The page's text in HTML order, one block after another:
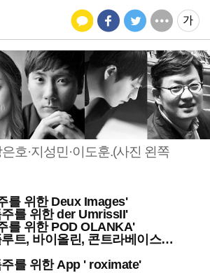
호·지성민·이도훈.(사진 왼쪽
를 위한 Deux Images'
를 위한 der UmrissII'
를 위한 POD OLANKA'
트, 바이올린, 콘트라베이스…
를 위한 App ' roximate'